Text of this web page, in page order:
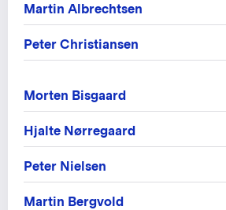
Martin Albrechtsen
Peter Christiansen
Morten Bisgaard
Hjalte Nørregaard
Peter Nielsen
Martin Bergvold